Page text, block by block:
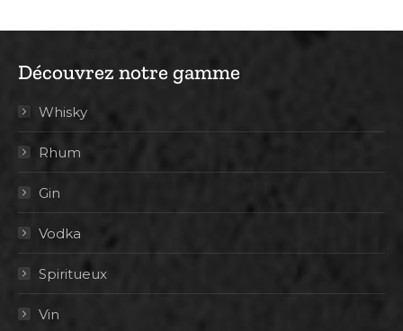
Découvrez notre gamme
Whisky
Rhum
Gin
Vodka
Spiritueux
Vin